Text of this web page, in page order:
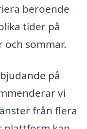
beroende
tider på
sommar.
på
vi
från flera